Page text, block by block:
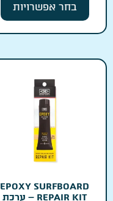
בחר אפשרויות
EPOXY SURFBOARD
REPAIR KIT – ערכת